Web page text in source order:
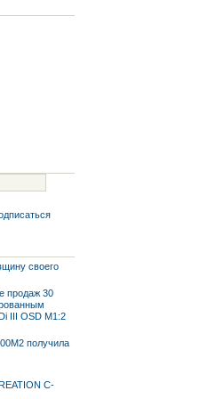
своего
продаж 30
III OSD M1:2
получила
C-